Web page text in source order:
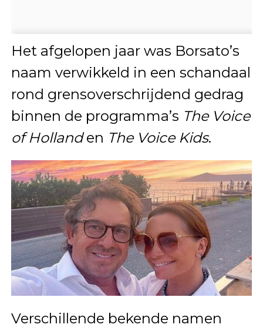
Het afgelopen jaar was Borsato’s
naam verwikkeld in een schandaal
rond grensoverschrijdend gedrag
binnen de programma’s The Voice
of Hollanden The Voice Kids.
Verschillende bekende namen